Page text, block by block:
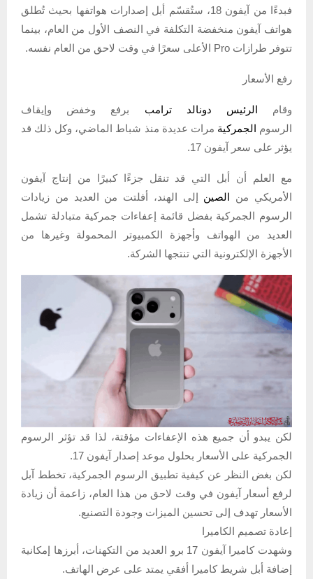
فبدءًا من آيفون 18، ستُقسّم أبل إصدارات هواتفها بحيث تُطلق
هواتف آيفون منخفضة التكلفة في النصف الأول من العام، بينما
تتوفر طرازات Pro الأعلى سعرًا في وقت لاحق من العام نفسه.
رفع الأسعار
وقام الرئيس دونالد ترامب برفع وخفض وإيقاف
الرسوم الجمركية مرات عديدة منذ شباط الماضي، وكل ذلك قد
يؤثر على سعر آيفون 17.
مع العلم أن أبل التي قد تنقل جزءًا كبيرًا من إنتاج آيفون
الأمريكي من الصين إلى الهند، أفلتت من العديد من زيادات
الرسوم الجمركية بفضل قائمة إعفاءات جمركية متبادلة تشمل
العديد من الهواتف وأجهزة الكمبيوتر المحمولة وغيرها من
الأجهزة الإلكترونية التي تنتجها الشركة.
لكن يبدو أن جميع هذه الإعفاءات مؤقتة، لذا قد تؤثر الرسوم
الجمركية على الأسعار بحلول موعد إصدار آيفون 17.
لكن بغض النظر عن كيفية تطبيق الرسوم الجمركية، تخطط آبل
لرفع أسعار آيفون في وقت لاحق من هذا العام، زاعمة أن زيادة
الأسعار تهدف إلى تحسين الميزات وجودة التصنيع.
إعادة تصميم الكاميرا
وشهدت كاميرا آيفون 17 برو العديد من التكهنات، أبرزها إمكانية
إضافة أبل شريط كاميرا أفقي يمتد على عرض الهاتف.